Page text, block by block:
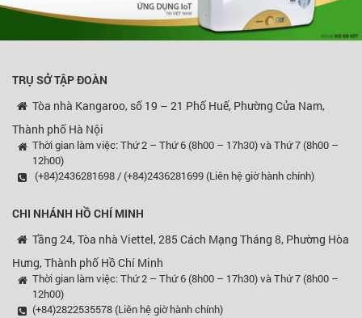
TRỤ SỞ TẬP ĐOÀN
Tòa nhà Kangaroo, số 19 – 21 Phố Huế, Phường Cửa Nam,
Thành phố Hà Nội
Thời gian làm việc: Thứ 2 – Thứ 6 (8h00 – 17h30) và Thứ 7 (8h00 –
12h00)
(+84)2436281698 / (+84)2436281699 (Liên hệ giờ hành chính)
CHI NHÁNH HỒ CHÍ MINH
Tầng 24, Tòa nhà Viettel, 285 Cách Mạng Tháng 8, Phường Hòa
Hưng, Thành phố Hồ Chí Minh
Thời gian làm việc: Thứ 2 – Thứ 6 (8h00 – 17h30) và Thứ 7 (8h00 –
12h00)
(+84)2822535578 (Liên hệ giờ hành chính)